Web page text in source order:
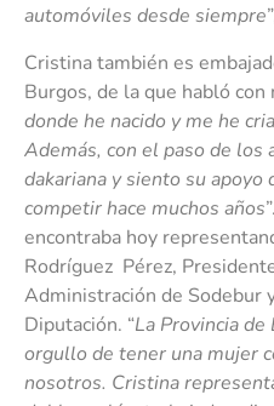
automóviles desde siempre
Cristina también es
Burgos, de la que habló con
donde he nacido y me he
Además, con el paso de los
dakariana y siento su apoyo
competir hace muchos años
encontraba hoy
Rodríguez Pérez,
Administración de Sodebur
Diputación. “La Provincia
orgullo de tener una mujer
nosotros. Cristina